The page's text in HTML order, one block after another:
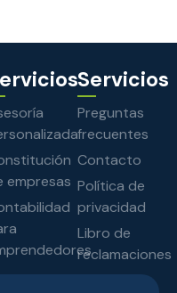
empresas
Servicios
Preguntas
frecuentes
Contacto
Política de
privacidad
Libro de
reclamaciones